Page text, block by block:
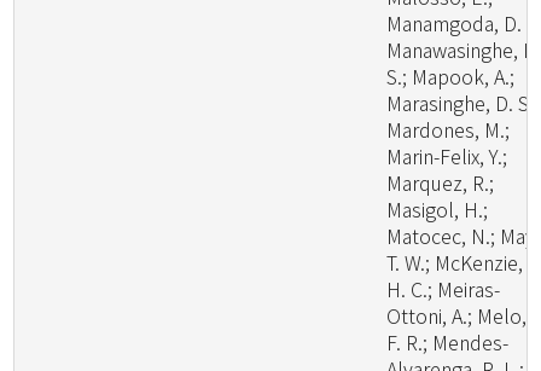
Manamgoda, D.
Manawasinghe, I.
S.; Mapook, A.;
Marasinghe, D. S.;
Mardones, M.;
Marin-Felix, Y.;
Marquez, R.;
Masigol, H.;
Matocec, N.; May,
T. W.; McKenzie,
H. C.; Meiras-
Ottoni, A.; Melo,
F. R.; Mendes-